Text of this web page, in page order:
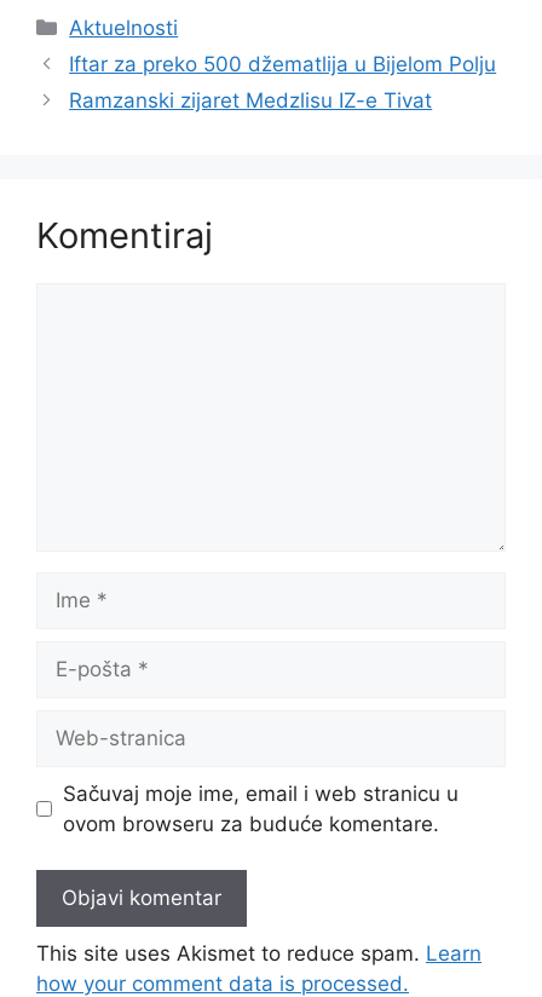
Kategorije
Aktuelnosti
Iftar za preko 500 džematlija u Bijelom Polju
Ramzanski zijaret Medzlisu IZ-e Tivat
Komentiraj
pošta
stranica
Sačuvaj moje ime, email i web stranicu u
ovom browseru za buduće komentare.
This site uses Akismet to reduce spam. Learn
how your comment data is processed.